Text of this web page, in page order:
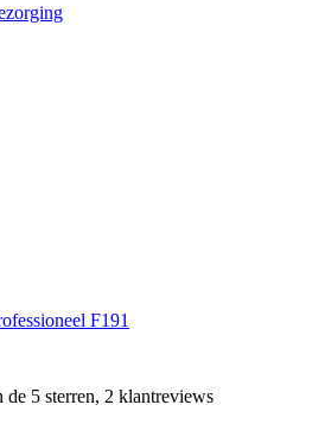
F191
de 5 sterren, 2 klantreviews